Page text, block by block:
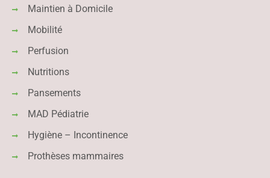
Maintien à Domicile
Mobilité
Perfusion
Nutritions
Pansements
MAD Pédiatrie
Hygiène – Incontinence
Prothèses mammaires